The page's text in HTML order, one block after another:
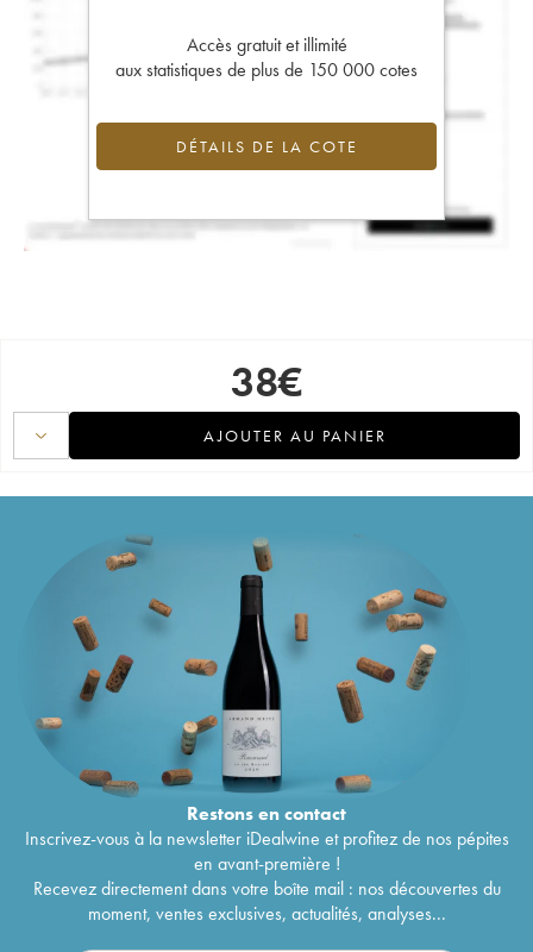
Accès gratuit et illimité
aux statistiques de plus de 150 000 cotes
DÉTAILS DE LA COTE
38€
AJOUTER AU PANIER
Restons encontact
Inscrivez-vous à la newsletter iDealwine et profitez de nos pépites
en avant-première !
Recevez directement dans votre boîte mail : nos découvertes du
moment, ventes exclusives, actualités, analyses...